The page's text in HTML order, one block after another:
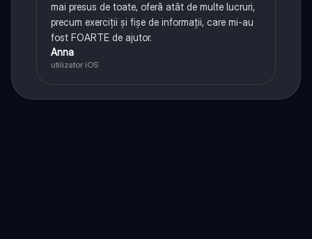
mai presus de toate, oferă atât de multe lucruri,
precum exerciții și fișe de informații, care mi-au
fost FOARTE de ajutor.
Anna
utilizator iOS